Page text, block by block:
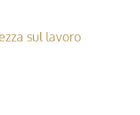
sul lavoro